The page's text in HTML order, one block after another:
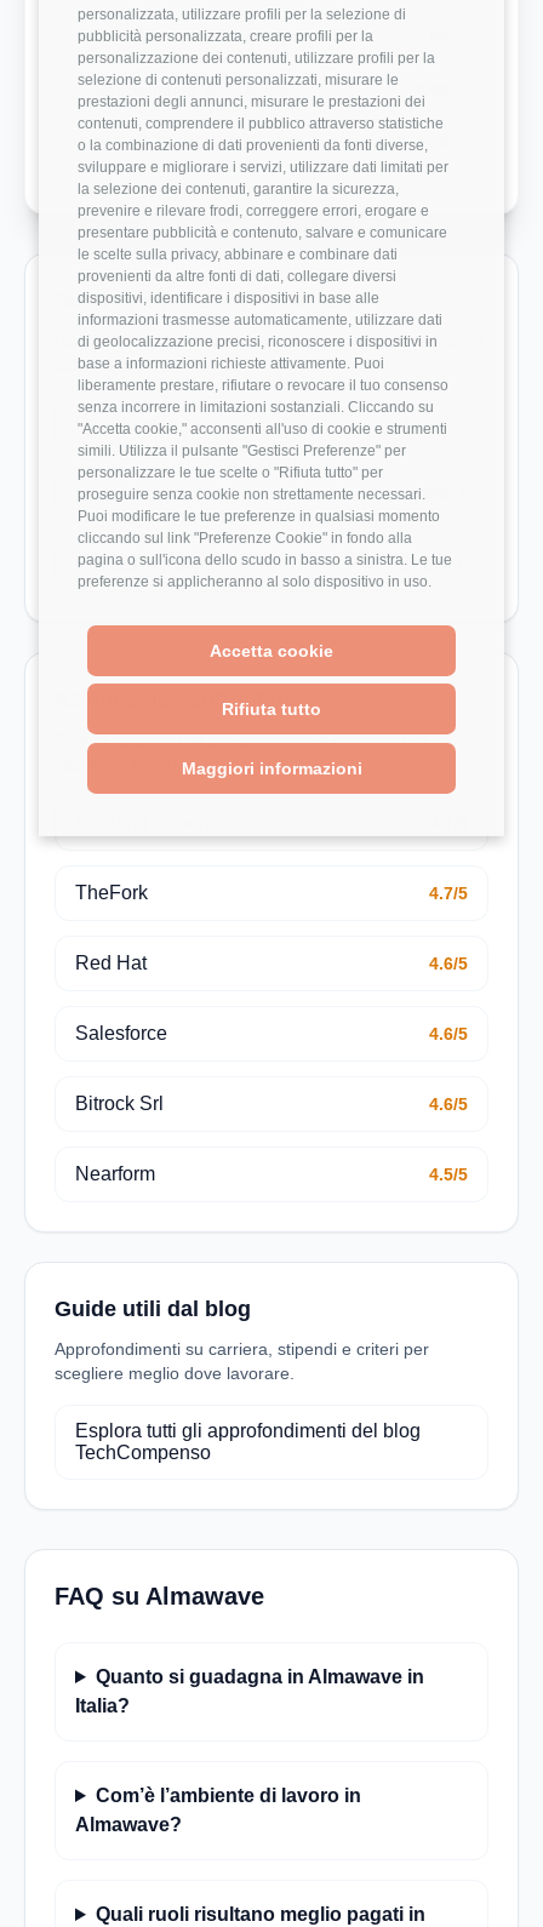
personalizzata, utilizzare profili per la selezione di
pubblicità personalizzata, creare profili per la
personalizzazione dei contenuti, utilizzare profili per la
selezione di contenuti personalizzati, misurare le
prestazioni degli annunci, misurare le prestazioni dei
contenuti, comprendere il pubblico attraverso statistiche
o la combinazione di dati provenienti da fonti diverse,
sviluppare e migliorare i servizi, utilizzare dati limitati per
la selezione dei contenuti, garantire la sicurezza,
prevenire e rilevare frodi, correggere errori, erogare e
presentare pubblicità e contenuto, salvare e comunicare
le scelte sulla privacy, abbinare e combinare dati
provenienti da altre fonti di dati, collegare diversi
dispositivi, identificare i dispositivi in base alle
informazioni trasmesse automaticamente, utilizzare dati
di geolocalizzazione precisi, riconoscere i dispositivi in
base a informazioni richieste attivamente. Puoi
liberamente prestare, rifiutare o revocare il tuo consenso
senza incorrere in limitazioni sostanziali. Cliccando su
"Accetta cookie," acconsenti all'uso di cookie e strumenti
simili. Utilizza il pulsante "Gestisci Preferenze" per
personalizzare le tue scelte o "Rifiuta tutto" per
proseguire senza cookie non strettamente necessari.
Puoi modificare le tue preferenze in qualsiasi momento
cliccando sul link "Preferenze Cookie" in fondo alla
pagina o sull'icona dello scudo in basso a sinistra. Le tue
preferenze si applicheranno al solo dispositivo in uso.
Accetta cookie
Rifiuta tutto
Maggiori informazioni
Modernità Stack Tecnologico
Bilanciamento Vita-Lavoro
Crescita Professionale
Ruoli monitorati in Almawave
Vai direttamente ai ruoli con dati disponibili e benchmark
salariali reali.
Developer 40.000 €
ML Engineer 44.000 €
Project Manager 63.000 €
Aziende da confrontare
Pagine azienda utili per estendere il confronto su
stipendio, rating e recensioni.
TheFork 4.7/5
Red Hat 4.6/5
Salesforce 4.6/5
Bitrock Srl 4.6/5
Nearform 4.5/5
Guide utili dal blog
Approfondimenti su carriera, stipendi e criteri per
scegliere meglio dove lavorare.
Esplora tutti gli approfondimenti del blog
TechCompenso
FAQ su Almawave
Quanto si guadagna in Almawave in
Italia?
Com’è l’ambiente di lavoro in
Almawave?
Quali ruoli risultano meglio pagati in